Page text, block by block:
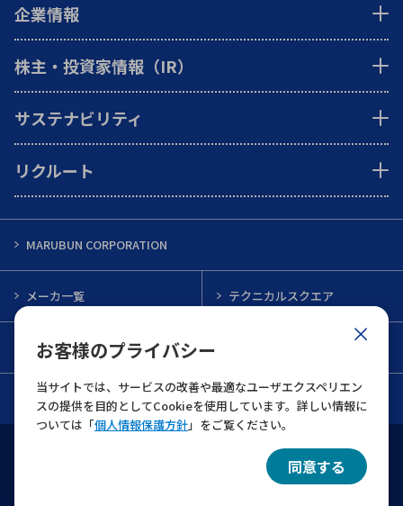
お客様のプライバシー
当サイトでは、サービスの改善や最適なユーザエクスペリエン
スの提供を目的としてCookieを使用しています。詳しい情報に
ついては「個人情報保護方針」をご覧ください。
同意する
企業情報
株主・投資家情報（IR）
サステナビリティ
リクルート
MARUBUN CORPORATION
メーカ一覧 テクニカルスクエア
インフォメーション
お問い合わせ
個人情報保護について
© 2022 MARUBUN CORPORATION All Rights Reserved.